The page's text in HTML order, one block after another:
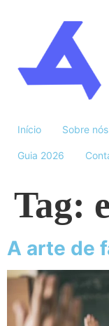
Início Sobre nós
Guia 2026
Tag:
A arte de